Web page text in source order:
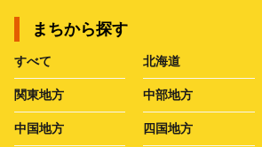
まちから探す
すべて 北海道
関東地方 中部地方
中国地方 四国地方